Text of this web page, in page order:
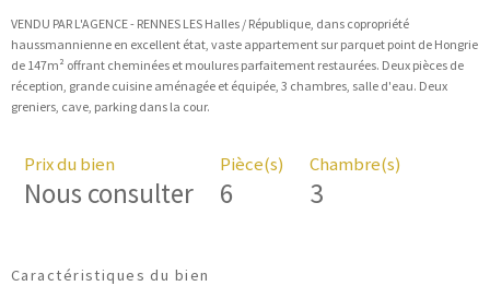
VENDU PAR L'AGENCE - RENNES LES Halles / République, dans copropriété
haussmannienne en excellent état, vaste appartement sur parquet point de Hongrie
de 147m² offrant cheminées et moulures parfaitement restaurées. Deux pièces de
réception, grande cuisine aménagée et équipée, 3 chambres, salle d'eau. Deux
Prix du bien
Nous consulter
Pièce(s)
6
Chambre(s)
3
Caractéristiques du bien